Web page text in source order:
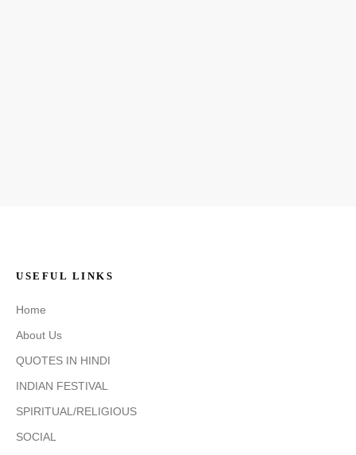
USEFUL LINKS
Home
About Us
QUOTES IN HINDI
INDIAN FESTIVAL
SPIRITUAL/RELIGIOUS
SOCIAL